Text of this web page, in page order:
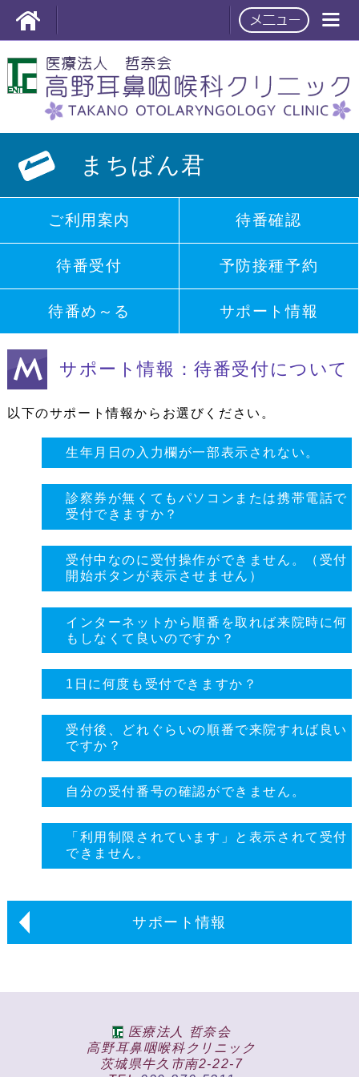
まちばん君
ご利用案内 待番確認
待番受付 予防接種予約
待番め～る サポート情報
サポート情報：待番受付について
以下のサポート情報からお選びください。
生年月日の入力欄が一部表示されない。
診察券が無くてもパソコンまたは携帯電話で
受付できますか？
受付中なのに受付操作ができません。（受付
開始ボタンが表示させません）
インターネットから順番を取れば来院時に何
もしなくて良いのですか？
1日に何度も受付できますか？
受付後、どれぐらいの順番で来院すれば良い
ですか？
自分の受付番号の確認ができません。
「利用制限されています」と表示されて受付
できません。
サポート情報
医療法人 哲奈会
高野耳鼻咽喉科クリニック
茨城県牛久市南2-22-7